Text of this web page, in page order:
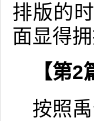
排版的
面显得
【第
按照